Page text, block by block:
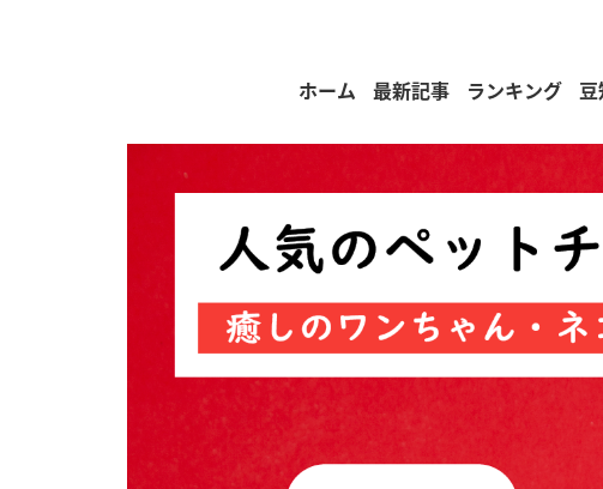
ホーム 最新記事 ランキング 豆